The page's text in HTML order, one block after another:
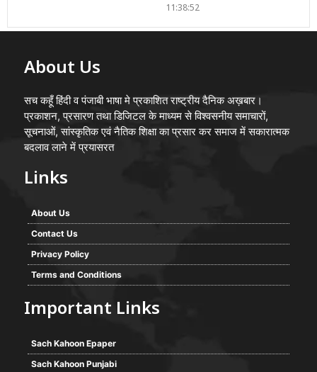
11:38:52
About Us
सच कहूँ हिंदी व पंजाबी भाषा मे प्रकाशित राष्ट्रीय दैनिक अख़बार।
प्रकाशन, प्रसारण तथा डिजिटल के माध्यम से विश्वसनीय समाचारों,
सूचनाओं, सांस्कृतिक एवं नैतिक शिक्षा का प्रसार कर समाज में सकारात्मक
बदलाव लाने में प्रयासरत
Links
About Us
Contact Us
Privacy Policy
Terms and Conditions
Important Links
Sach Kahoon Epaper
Sach Kahoon Punjabi